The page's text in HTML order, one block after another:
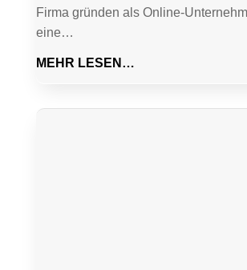
Firma gründen als Online-
eine…
MEHR LESEN…